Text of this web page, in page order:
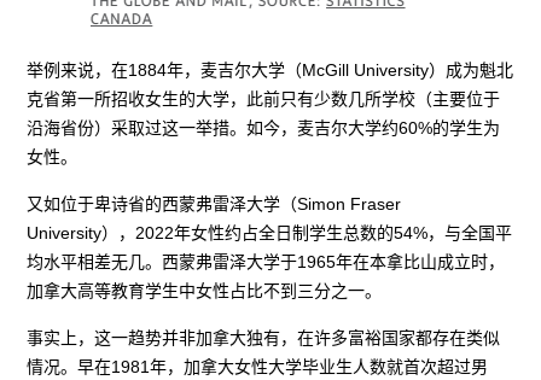
举例来说，在1884年，麦吉尔大学（McGill University）成为魁北
克省第一所招收女生的大学，此前只有少数几所学校（主要位于
沿海省份）采取过这一举措。如今，麦吉尔大学约60%的学生为
女性。
又如位于卑诗省的西蒙弗雷泽大学（Simon Fraser
University），2022年女性约占全日制学生总数的54%，与全国平
均水平相差无几。西蒙弗雷泽大学于1965年在本拿比山成立时，
加拿大高等教育学生中女性占比不到三分之一。
事实上，这一趋势并非加拿大独有，在许多富裕国家都存在类似
情况。早在1981年，加拿大女性大学毕业生人数就首次超过男